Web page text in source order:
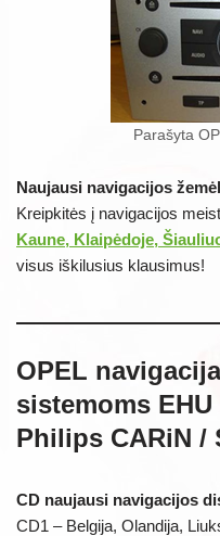
Parašyta
Naujausi navigacijos
Kreipkitės į navigacijos
Kaune, Klaipėdoje,
visus iškilusius klausimus!
OPEL
sistemoms EHU
Philips CARiN /
CD naujausi navigacijos
CD1 – Belgija, Olandija,